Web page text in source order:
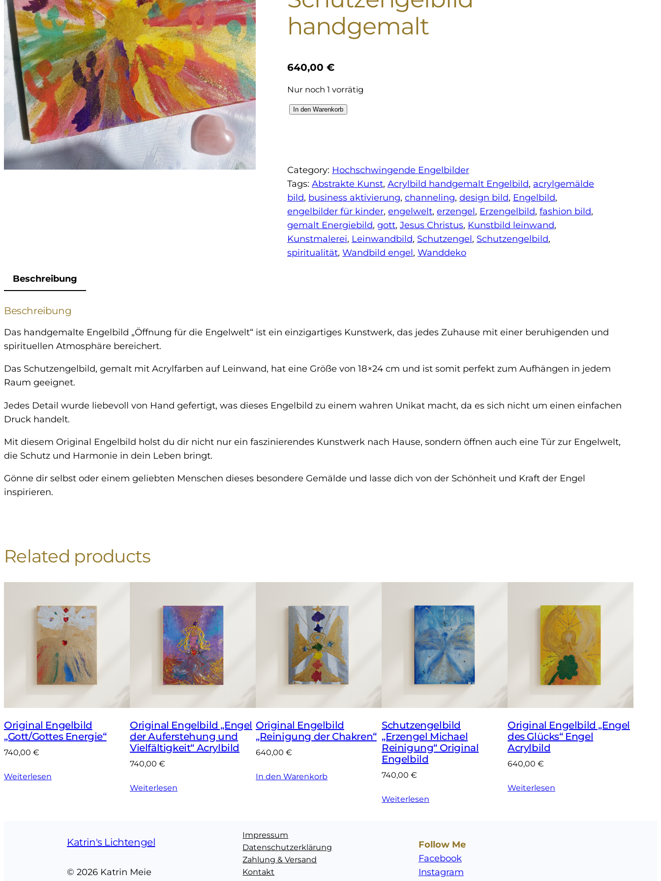
handgemalt
640,00 €
Nur noch 1 vorrätig
O
i
n
a
l
E
n
g
d
f
u
g
r
w
e
S
c
t
z
e
n
i
l
In den Warenkorb
Category: Hochschwingende Engelbilder
Tags: Abstrakte Kunst, Acrylbild handgemalt Engelbild, acrylgemälde
bild, business aktivierung, channeling, design bild, Engelbild
engelbilder für kinder, engelwelt, erzengel, Erzengelbild, fashion bild
gemalt Energiebild, gott, Jesus Christus, Kunstbild leinwand
Kunstmalerei, Leinwandbild, Schutzengel, Schutzengelbild
spiritualität, Wandbild engel, Wanddeko
Beschreibung
Beschreibung
Das handgemalte Engelbild „Öffnung für die Engelwelt“ ist ein einzigartiges Kunstwerk, das jedes Zuhause mit einer beruhigenden und
spirituellen Atmosphäre bereichert.
Das Schutzengelbild, gemalt mit Acrylfarben auf Leinwand, hat eine Größe von 18×24 cm und ist somit perfekt zum Aufhängen in jedem
Raum geeignet.
Jedes Detail wurde liebevoll von Hand gefertigt, was dieses Engelbild zu einem wahren Unikat macht, da es sich nicht um einen einfachen
Druck handelt.
Mit diesem Original Engelbild holst du dir nicht nur ein faszinierendes Kunstwerk nach Hause, sondern öffnen auch eine Tür zur Engelwelt,
die Schutz und Harmonie in dein Leben bringt.
Gönne dir selbst oder einem geliebten Menschen dieses besondere Gemälde und lasse dich von der Schönheit und Kraft der Engel
inspirieren.
Related products
Original Engelbild
„Gott/Gottes Energie“
740,00 €
Weiterlesen
Original Engelbild „Engel
der Auferstehung und
Vielfältigkeit“ Acrylbild
740,00 €
Weiterlesen
Original Engelbild
„Reinigung der Chakren“
640,00 €
In den Warenkorb
Schutzengelbild
„Erzengel Michael
Reinigung“ Original
Engelbild
740,00 €
Weiterlesen
Original Engelbild „Engel
des Glücks“ Engel
Acrylbild
640,00 €
Weiterlesen
Katrin's Lichtengel
© 2026 Katrin Meie
Impressum
Datenschutzerklärung
Zahlung & Versand
Kontakt
Follow Me
Facebook
Instagram